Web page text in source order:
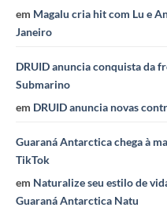
em Magalu cria hit com Lu e
Janeiro
DRUID anuncia conquista da
Submarino
em DRUID anuncia novas
Guaraná Antarctica chega à
TikTok
em Naturalize seu estilo de
Guaraná Antarctica Natu